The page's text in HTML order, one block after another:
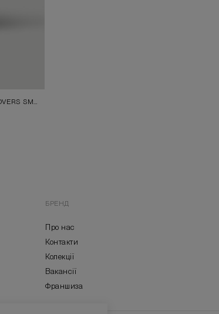
СРІБНИЙ КЕЙС ДЛЯ ЗАПАЛЬНИЧКИ LOVERS SMOKE A LOT
БРЕНД
Про нас
Контакти
Колекції
Вакансії
Франшиза